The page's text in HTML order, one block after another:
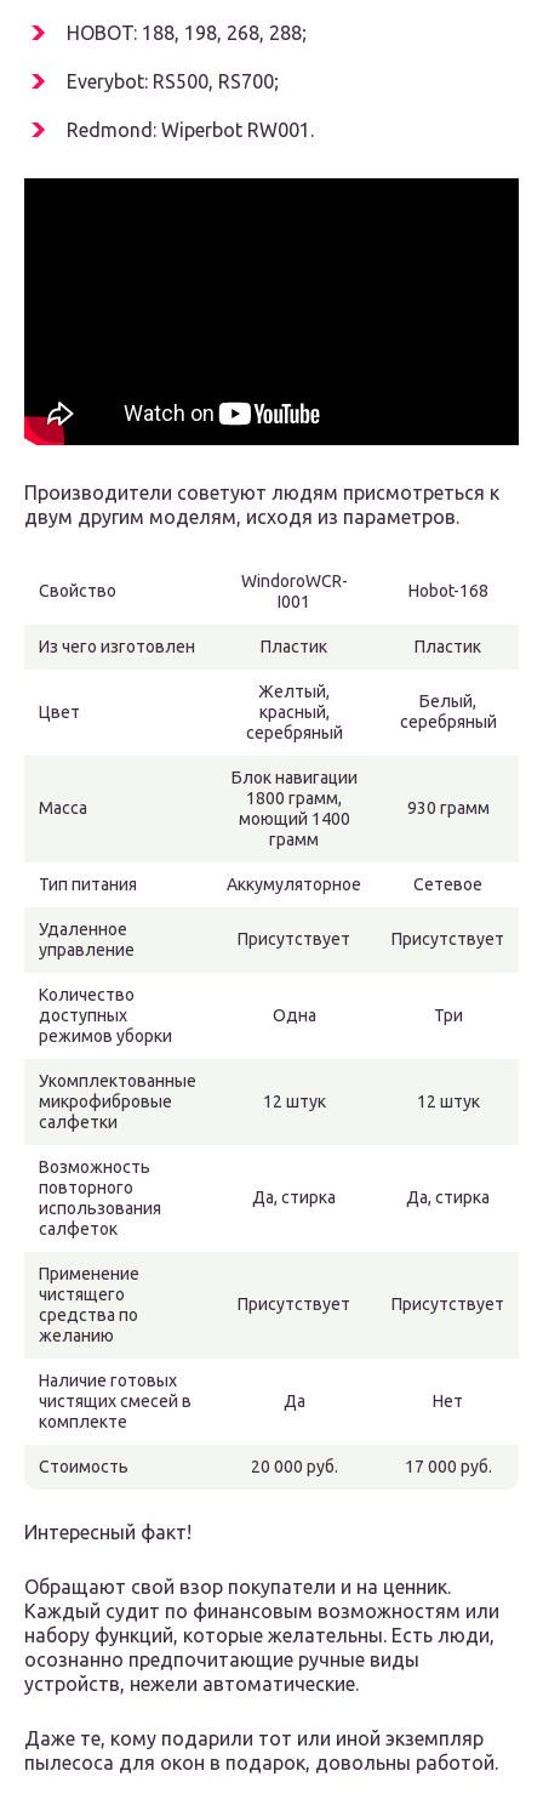
HOBOT: 188, 198, 268, 288;
Everybot: RS500, RS700;
Redmond: Wiperbot RW001.
Производители советуют людям присмотреться к
двум другим моделям, исходя из параметров.
Свойство
WindoroWCR-
I001
Hobot-168
Из чего изготовлен Пластик Пластик
Цвет
Желтый,
красный,
серебряный
Белый,
серебряный
Масса
Блок навигации
1800 грамм,
моющий 1400
грамм
930 грамм
Тип питания Аккумуляторное Сетевое
Удаленное
управление
Присутствует Присутствует
Количество
доступных
режимов уборки
Одна Три
Укомплектованные
микрофибровые
салфетки
12 штук 12 штук
Возможность
повторного
использования
салфеток
Да, стирка Да, стирка
Применение
чистящего
средства по
желанию
Присутствует Присутствует
Наличие готовых
чистящих смесей в
комплекте
Да Нет
Стоимость 20 000 руб. 17 000 руб.
Интересный факт!
Обращают свой взор покупатели и на ценник.
Каждый судит по финансовым возможностям или
набору функций, которые желательны. Есть люди,
осознанно предпочитающие ручные виды
устройств, нежели автоматические.
Даже те, кому подарили тот или иной экземпляр
пылесоса для окон в подарок, довольны работой.